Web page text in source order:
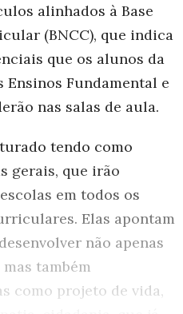
alinhados à Base
(BNCC), que indica
que os alunos da
Fundamental e
nas salas de aula.
tendo como
gerais, que irão
em todos os
Elas apontam
não apenas
também
como projeto de vida,